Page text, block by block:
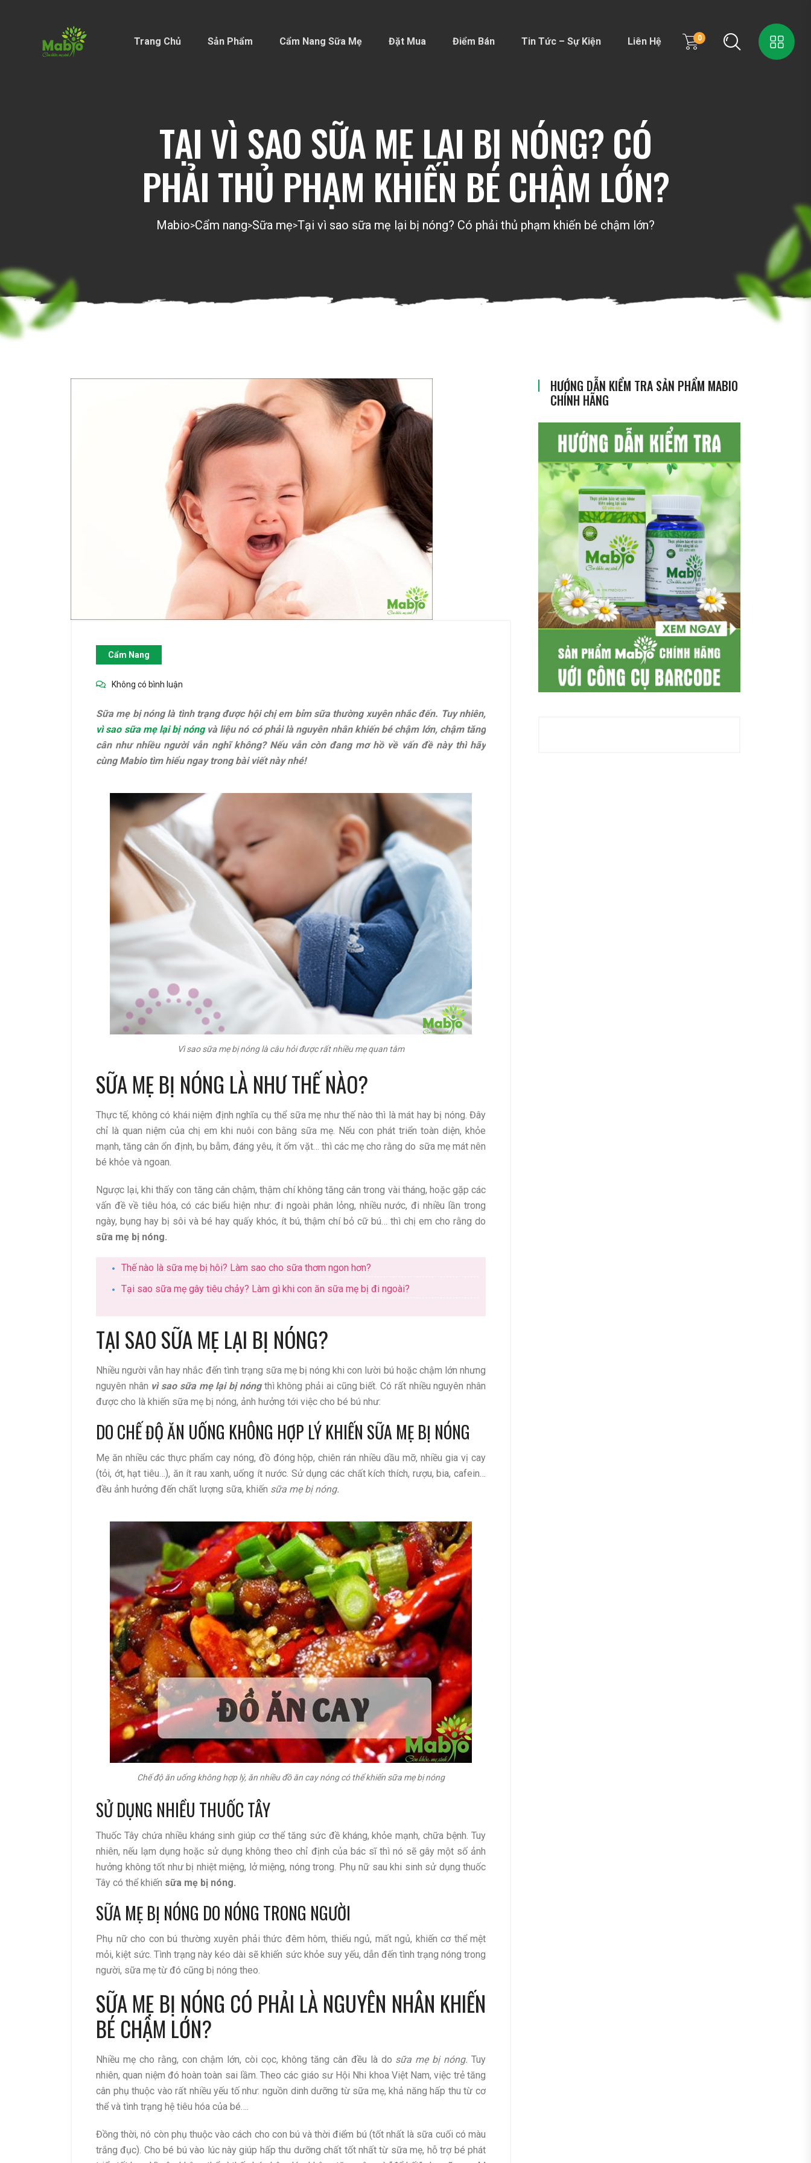
Trang Chủ Sản Phẩm Cẩm Nang Sữa Mẹ Đặt Mua Điểm Bán Tin Tức – Sự Kiện Liên Hệ 0
TẠI VÌ SAO SỮA MẸ LẠI BỊ NÓNG? CÓ
PHẢI THỦ PHẠM KHIẾN BÉ CHẬM LỚN?
Mabio>Cẩm nang>Sữa mẹ>Tại vì sao sữa mẹ lại bị nóng? Có phải thủ phạm khiến bé chậm lớn?
Cẩm Nang
Không có bình luận
Sữa mẹ bị nóng là tình trạng được hội chị em bỉm sữa thường xuyên nhắc đến. Tuy nhiên,
vì sao sữa mẹ lại bị nóngvà liệu nó có phải là nguyên nhân khiến bé chậm lớn, chậm tăng
cân như nhiều người vẫn nghĩ không? Nếu vẫn còn đang mơ hồ về vấn đề này thì hãy
cùng Mabio tìm hiểu ngay trong bài viết này nhé!
Vì sao sữa mẹ bị nóng là câu hỏi được rất nhiều mẹ quan tâm
SỮA MẸ BỊ NÓNG LÀ NHƯ THẾ NÀO?
Thực tế, không có khái niệm định nghĩa cụ thể sữa mẹ như thế nào thì là mát hay bị nóng. Đây
chỉ là quan niệm của chị em khi nuôi con bằng sữa mẹ. Nếu con phát triển toàn diện, khỏe
mạnh, tăng cân ổn định, bụ bẫm, đáng yêu, ít ốm vặt… thì các mẹ cho rằng do sữa mẹ mát nên
bé khỏe và ngoan.
Ngược lại, khi thấy con tăng cân chậm, thậm chí không tăng cân trong vài tháng, hoặc gặp các
vấn đề về tiêu hóa, có các biểu hiện như: đi ngoài phân lỏng, nhiều nước, đi nhiều lần trong
ngày, bụng hay bị sôi và bé hay quấy khóc, ít bú, thậm chí bỏ cữ bú… thì chị em cho rằng do
sữa mẹ bị nóng.
Thế nào là sữa mẹ bị hôi? Làm sao cho sữa thơm ngon hơn?
Tại sao sữa mẹ gây tiêu chảy? Làm gì khi con ăn sữa mẹ bị đi ngoài?
TẠI SAO SỮA MẸ LẠI BỊ NÓNG?
Nhiều người vẫn hay nhắc đến tình trạng sữa mẹ bị nóng khi con lười bú hoặc chậm lớn nhưng
nguyên nhân vì sao sữa mẹ lại bị nóngthì không phải ai cũng biết. Có rất nhiều nguyên nhân
được cho là khiến sữa mẹ bị nóng, ảnh hưởng tới việc cho bé bú như:
DO CHẾ ĐỘ ĂN UỐNG KHÔNG HỢP LÝ KHIẾN SỮA MẸ BỊ NÓNG
Mẹ ăn nhiều các thực phẩm cay nóng, đồ đóng hộp, chiên rán nhiều dầu mỡ, nhiều gia vị cay
(tỏi, ớt, hạt tiêu…), ăn ít rau xanh, uống ít nước. Sử dụng các chất kích thích, rượu, bia, cafein…
đều ảnh hưởng đến chất lượng sữa, khiến sữa mẹ bị nóng.
Chế độ ăn uống không hợp lý, ăn nhiều đồ ăn cay nóng có thể khiến sữa mẹ bị nóng
SỬ DỤNG NHIỀU THUỐC TÂY
Thuốc Tây chứa nhiều kháng sinh giúp cơ thể tăng sức đề kháng, khỏe mạnh, chữa bệnh. Tuy
nhiên, nếu lạm dụng hoặc sử dụng không theo chỉ định của bác sĩ thì nó sẽ gây một số ảnh
hưởng không tốt như bị nhiệt miệng, lở miệng, nóng trong. Phụ nữ sau khi sinh sử dụng thuốc
Tây có thể khiến sữa mẹ bị nóng.
SỮA MẸ BỊ NÓNG DO NÓNG TRONG NGƯỜI
Phụ nữ cho con bú thường xuyên phải thức đêm hôm, thiếu ngủ, mất ngủ, khiến cơ thể mệt
mỏi, kiệt sức. Tình trạng này kéo dài sẽ khiến sức khỏe suy yếu, dẫn đến tình trạng nóng trong
người, sữa mẹ từ đó cũng bị nóng theo.
SỮA MẸ BỊ NÓNG CÓ PHẢI LÀ NGUYÊN NHÂN KHIẾN
BÉ CHẬM LỚN?
Nhiều mẹ cho rằng, con chậm lớn, còi cọc, không tăng cân đều là do sữa mẹ bị nóng. Tuy
nhiên, quan niệm đó hoàn toàn sai lầm. Theo các giáo sư Hội Nhi khoa Việt Nam, việc trẻ tăng
cân phụ thuộc vào rất nhiều yếu tố như: nguồn dinh dưỡng từ sữa mẹ, khả năng hấp thu từ cơ
thể và tình trạng hệ tiêu hóa của bé….
Đồng thời, nó còn phụ thuộc vào cách cho con bú và thời điểm bú (tốt nhất là sữa cuối có màu
trắng đục). Cho bé bú vào lúc này giúp hấp thu dưỡng chất tốt nhất từ sữa mẹ, hỗ trợ bé phát
HƯỚNG DẪN KIỂM TRA SẢN PHẨM MABIO
CHÍNH HÃNG